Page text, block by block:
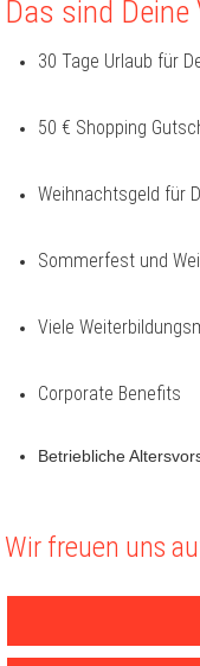
Das sind Deine
30 Tage Urlaub für
50 € Shopping
Weihnachtsgeld für
Sommerfest und
Viele
Corporate Benefits
Betriebliche
Wir freuen uns